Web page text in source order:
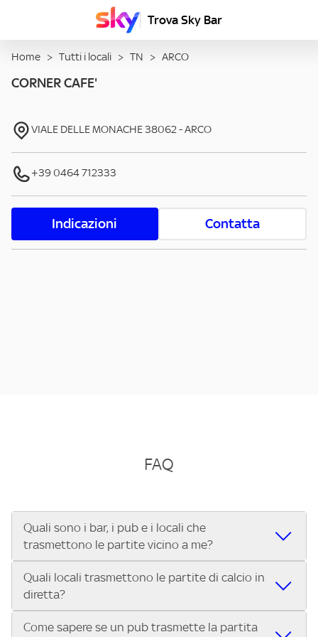
Trova Sky Bar
Home > Tutti i locali > TN > ARCO
CORNER CAFE'
VIALE DELLE MONACHE38062-ARCO
+39 0464 712333
Indicazioni Contatta
FAQ
Quali sono i bar, i pub e i locali che
trasmettono le partite vicino a me?
Se cerchi un bar, pub, ristorante o locale vicino a te per
vedere le partite di Serie A ENILIVE, la Serie C Sky Wifi, la
UEFA Champions League, la UEFA Europa League, la UEFA
Conference League, il Tennis, la Formula 1®, la MotoGP™ e
Quali locali trasmettono le partite di calcio in
diretta?
Vuoi sapere quali bar, pub o ristoranti mostrano le partite
Come sapere se un pub trasmette la partita